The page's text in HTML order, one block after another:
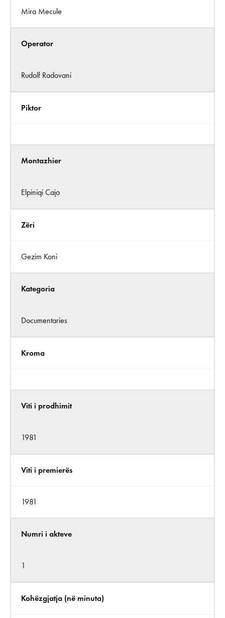
Mira Mecule
Operator
Rudolf Radovani
Piktor
Montazhier
Elpiniqi Cajo
Zëri
Gezim Koni
Kategoria
Documentaries
Kroma
Viti i prodhimit
1981
Viti i premierës
1981
Numri i akteve
1
Kohëzgjatja (në minuta)